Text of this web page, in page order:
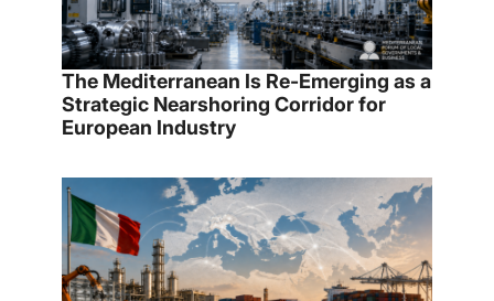
The Mediterranean Is Re-Emerging as a
Strategic Nearshoring Corridor for
European Industry